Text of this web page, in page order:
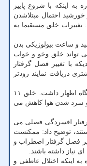
به اینکه با شروع پاییز
احتمال مبتلاشدن
خلق مستقیما به
و ساعت بیولوژیکی بدن
تواند خلق وخو و خواب
با تغییر فصل گرفتار
دریافت نمایند زودتر
عضو هیئت علمی گروه روانپزشکی دانشگاه اظهار داشت: خلق ۱۱
و سرد شدن هوا کاهش می
افسردگی فصلی می
توضیح داد: ممکنست
فصل گرفتار اضطراب و
نیاز داشته باشند.
اینکه اختلال عاطفی و